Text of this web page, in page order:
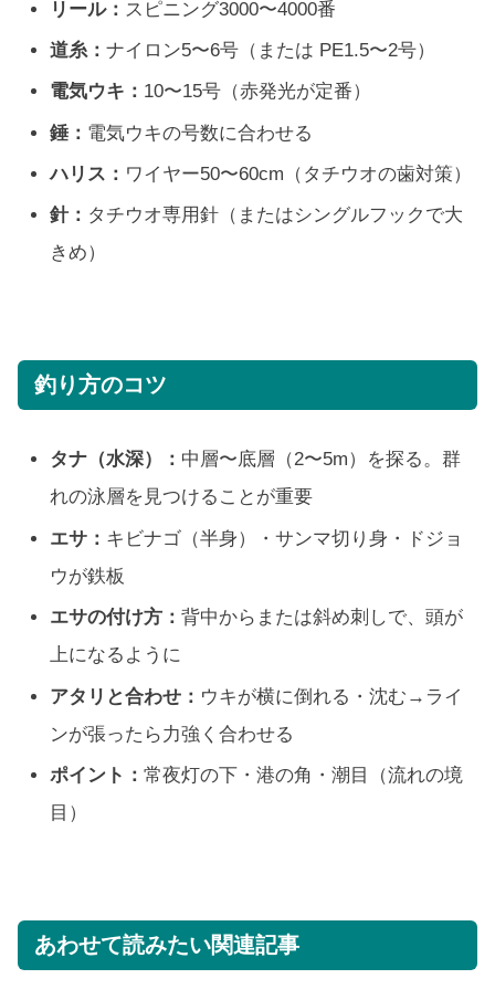
リール： スピニング3000〜4000番
道糸：ナイロン5〜6号（または PE1.5〜2号）
電気ウキ： 10〜15号（赤発光が定番）
錘： 電気ウキの号数に合わせる
ハリス： ワイヤー50〜60cm（タチウオの歯対策）
針： タチウオ専用針（またはシングルフックで大
きめ）
釣り方のコツ
タナ（水深）： 中層〜底層（2〜5m）を探る。群
れの泳層を見つけることが重要
エサ： キビナゴ（半身）・サンマ切り身・ドジョ
ウが鉄板
エサの付け方：背中からまたは斜め刺しで、頭が
上になるように
アタリと合わせ： ウキが横に倒れる・沈む→ライ
ンが張ったら力強く合わせる
ポイント：常夜灯の下・港の角・潮目（流れの境
目）
あわせて読みたい関連記事